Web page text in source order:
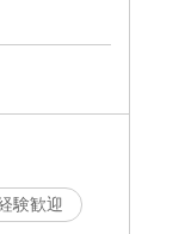
験歓迎